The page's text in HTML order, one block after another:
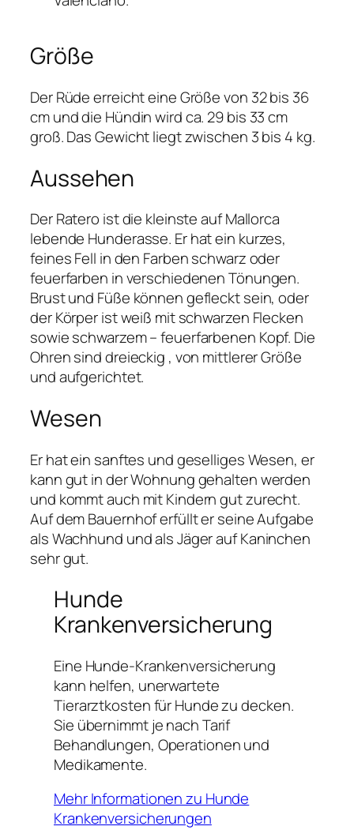
Größe
Der Rüde erreicht eine Größe von 32 bis 36
cm und die Hündin wird ca. 29 bis 33 cm
groß. Das Gewicht liegt zwischen 3 bis 4 kg.
Aussehen
Der Ratero ist die kleinste auf Mallorca
lebende Hunderasse. Er hat ein kurzes,
feines Fell in den Farben schwarz oder
feuerfarben in verschiedenen Tönungen.
Brust und Füße können gefleckt sein, oder
der Körper ist weiß mit schwarzen Flecken
sowie schwarzem – feuerfarbenen Kopf. Die
Ohren sind dreieckig , von mittlerer Größe
und aufgerichtet.
Wesen
Er hat ein sanftes und geselliges Wesen, er
kann gut in der Wohnung gehalten werden
und kommt auch mit Kindern gut zurecht.
Auf dem Bauernhof erfüllt er seine Aufgabe
als Wachhund und als Jäger auf Kaninchen
sehr gut.
Hunde
Krankenversicherung
Eine Hunde-Krankenversicherung
kann helfen, unerwartete
Tierarztkosten für Hunde zu decken.
Sie übernimmt je nach Tarif
Behandlungen, Operationen und
Medikamente.
Mehr Informationen zu Hunde
Krankenversicherungen